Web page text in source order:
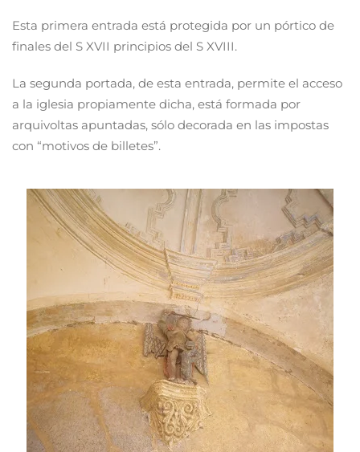
Esta primera entrada está protegida por un pórtico de
finales del S XVII principios del S XVIII.
La segunda portada, de esta entrada, permite el acceso
a la iglesia propiamente dicha, está formada por
arquivoltas apuntadas, sólo decorada en las impostas
con “motivos de billetes”.
Read more